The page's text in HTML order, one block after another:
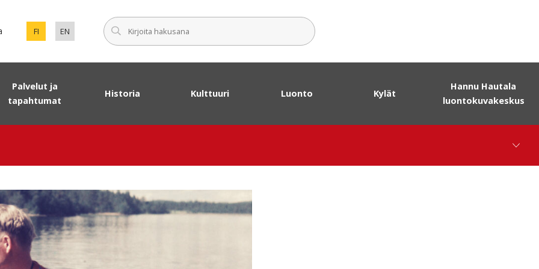
FI
VAIHDA SIVUSTON KIELEKSI SUOMI.
EN
SET ENGLISH AS THE LANGUAGE OF THE PAGE.
Palvelut ja
tapahtumat
Historia Kulttuuri Luonto Kylät
Hannu Hautala
luontokuvakeskus